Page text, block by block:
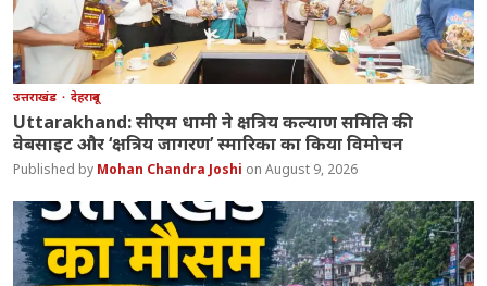
उत्तराखंड देहरादून
Uttarakhand: सीएम धामी ने क्षत्रिय कल्याण समिति की
वेबसाइट और ‘क्षत्रिय जागरण’ स्मारिका का किया विमोचन
Mohan Chandra Joshi August 9, 2026